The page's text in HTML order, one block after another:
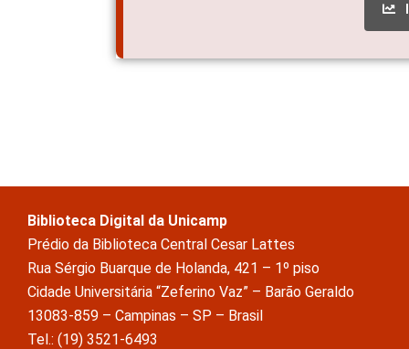
Biblioteca Digital da Unicamp
Prédio da Biblioteca Central Cesar Lattes
Rua Sérgio Buarque de Holanda, 421 – 1º piso
Cidade Universitária “Zeferino Vaz” – Barão Geraldo
13083-859 – Campinas – SP – Brasil
Tel.: (19) 3521-6493